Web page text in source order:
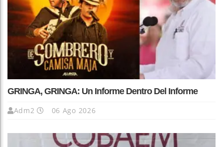
GRINGA, GRINGA: Un Informe Dentro Del Informe
Adm2 06 Ago 2026